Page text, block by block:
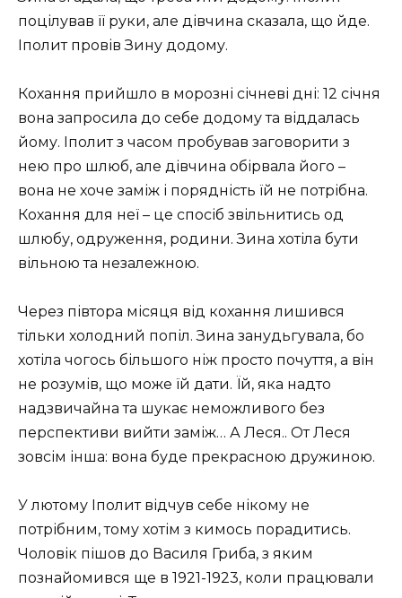
поцілував її руки, але дівчина сказала, що йде.
Іполит провів Зину додому.
Кохання прийшло в морозні січневі дні: 12 січня
вона запросила до себе додому та віддалась
йому. Іполит з часом пробував заговорити з
нею про шлюб, але дівчина обірвала його –
вона не хоче заміж і порядність їй не потрібна.
Кохання для неї – це спосіб звільнитись од
шлюбу, одруження, родини. Зина хотіла бути
вільною та незалежною.
Через півтора місяця від кохання лишився
тільки холодний попіл. Зина занудьгувала, бо
хотіла чогось більшого ніж просто почуття, а він
не розумів, що може їй дати. Їй, яка надто
надзвичайна та шукає неможливого без
перспективи вийти заміж… А Леся.. От Леся
зовсім інша: вона буде прекрасною дружиною.
У лютому Іполит відчув себе нікому не
потрібним, тому хотім з кимось порадитись.
Чоловік пішов до Василя Гриба, з яким
познайомився ще в 1921-1923, коли працювали